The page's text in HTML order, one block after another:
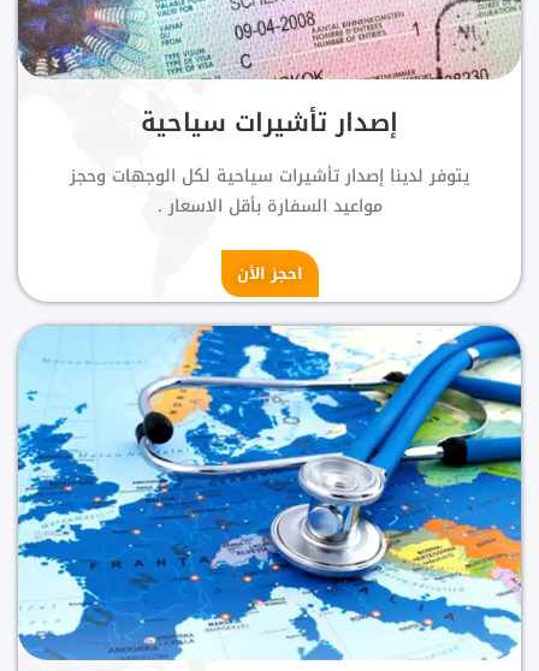
إصدار تأشيرات سياحية
يتوفر لدينا إصدار تأشيرات سياحية لكل الوجهات وحجز
مواعيد السفارة بأقل الاسعار .
احجز الأن